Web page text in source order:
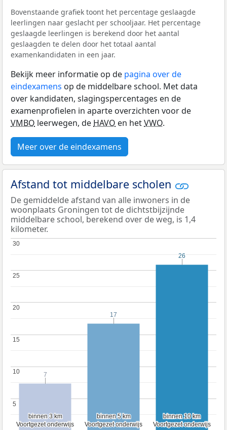
Bovenstaande grafiek toont het percentage geslaagde
leerlingen naar geslacht per schooljaar. Het percentage
geslaagde leerlingen is berekend door het aantal
geslaagden te delen door het totaal aantal
examenkandidaten in een jaar.
Bekijk meer informatie op de pagina over de
eindexamens op de middelbare school. Met data
over kandidaten, slagingspercentages en de
examenprofielen in aparte overzichten voor de
VMBO leerwegen, deHAVO en hetVWO.
Meer over de eindexamens
Afstand tot middelbare scholen
De gemiddelde afstand van alle inwoners in de
woonplaats Groningen tot de dichtstbijzijnde
middelbare school, berekend over de weg, is 1,4
kilometer.
Voortgezet onderwijs
Voortgezet onderwijs
binnen 3 km
binnen 3 km
Voortgezet onderwijs
Voortgezet onderwijs
binnen 5 km
binnen 5 km
Voortgezet onderwijs
Voortgezet onderwijs
binnen 10 km
binnen 10 km
5
5
10
10
15
15
20
20
25
25
30
30
7
7
17
17
26
26